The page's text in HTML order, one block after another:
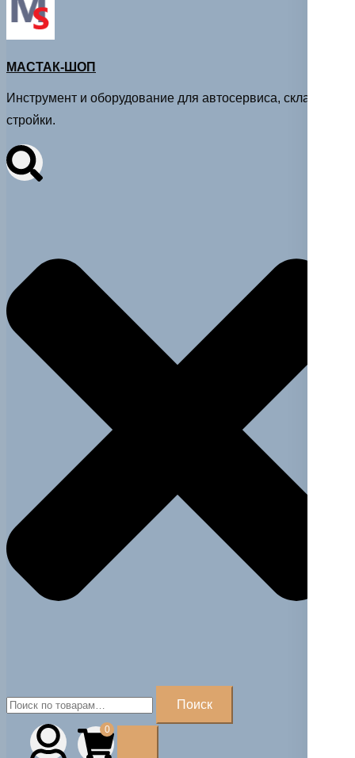
МАСТАК-ШОП
Инструмент и оборудование для автосервиса, склада и
стройки.
Искать:
Поиск
0